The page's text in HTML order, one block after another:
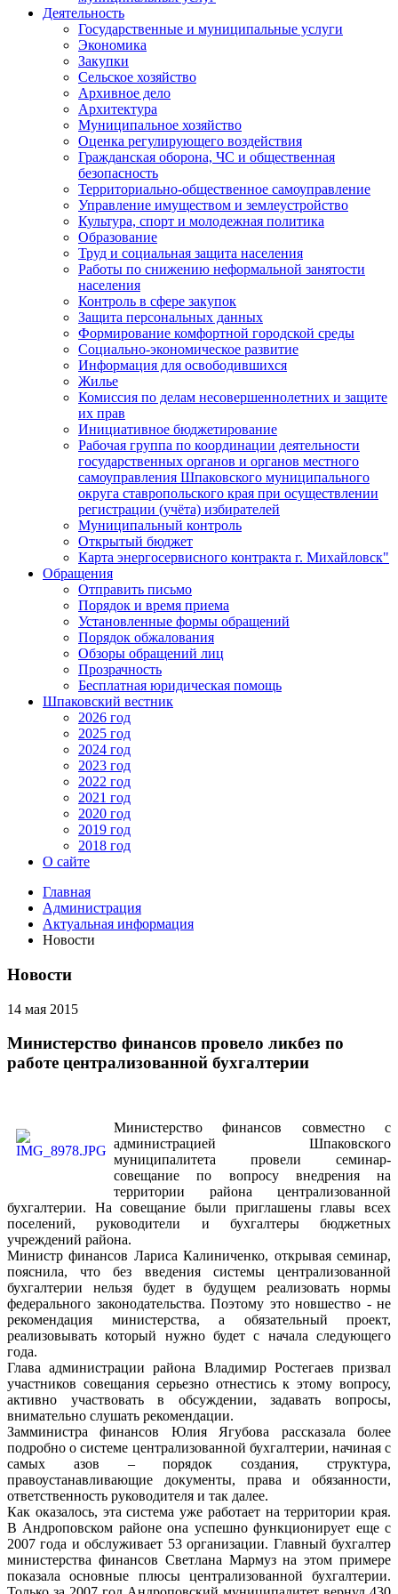
Деятельность
Государственные и муниципальные услуги
Экономика
Закупки
Сельское хозяйство
Архивное дело
Архитектура
Муниципальное хозяйство
Оценка регулирующего воздействия
Гражданская оборона, ЧС и общественная
безопасность
Территориально-общественное самоуправление
Управление имуществом и землеустройство
Культура, спорт и молодежная политика
Образование
Труд и социальная защита населения
Работы по снижению неформальной занятости
населения
Контроль в сфере закупок
Защита персональных данных
Формирование комфортной городской среды
Социально-экономическое развитие
Информация для освободившихся
Жилье
Комиссия по делам несовершеннолетних и защите
их прав
Инициативное бюджетирование
Рабочая группа по координации деятельности
государственных органов и органов местного
самоуправления Шпаковского муниципального
округа ставропольского края при осуществлении
регистрации (учёта) избирателей
Муниципальный контроль
Открытый бюджет
Карта энергосервисного контракта г. Михайловск"
Обращения
Отправить письмо
Порядок и время приема
Установленные формы обращений
Порядок обжалования
Обзоры обращений лиц
Прозрачность
Бесплатная юридическая помощь
Шпаковский вестник
2026 год
2025 год
2024 год
2023 год
2022 год
2021 год
2020 год
2019 год
2018 год
О сайте
Главная
Администрация
Актуальная информация
Новости
Новости
14 мая 2015
Министерство финансов провело ликбез по
работе централизованной бухгалтерии
Министерство финансов совместно с
администрацией Шпаковского
муниципалитета провели семинар-
совещание по вопросу внедрения на
территории района централизованной
бухгалтерии. На совещание были приглашены главы всех
поселений, руководители и бухгалтеры бюджетных
учреждений района.
Министр финансов Лариса Калиниченко, открывая семинар,
пояснила, что без введения системы централизованной
бухгалтерии нельзя будет в будущем реализовать нормы
федерального законодательства. Поэтому это новшество - не
рекомендация министерства, а обязательный проект,
реализовывать который нужно будет с начала следующего
года.
Глава администрации района Владимир Ростегаев призвал
участников совещания серьезно отнестись к этому вопросу,
активно участвовать в обсуждении, задавать вопросы,
внимательно слушать рекомендации.
Замминистра финансов Юлия Ягубова рассказала более
подробно о системе централизованной бухгалтерии, начиная с
самых азов – порядок создания, структура,
правоустанавливающие документы, права и обязанности,
ответственность руководителя и так далее.
Как оказалось, эта система уже работает на территории края.
В Андроповском районе она успешно функционирует еще с
2007 года и обслуживает 53 организации. Главный бухгалтер
министерства финансов Светлана Мармуз на этом примере
показала основные плюсы централизованной бухгалтерии.